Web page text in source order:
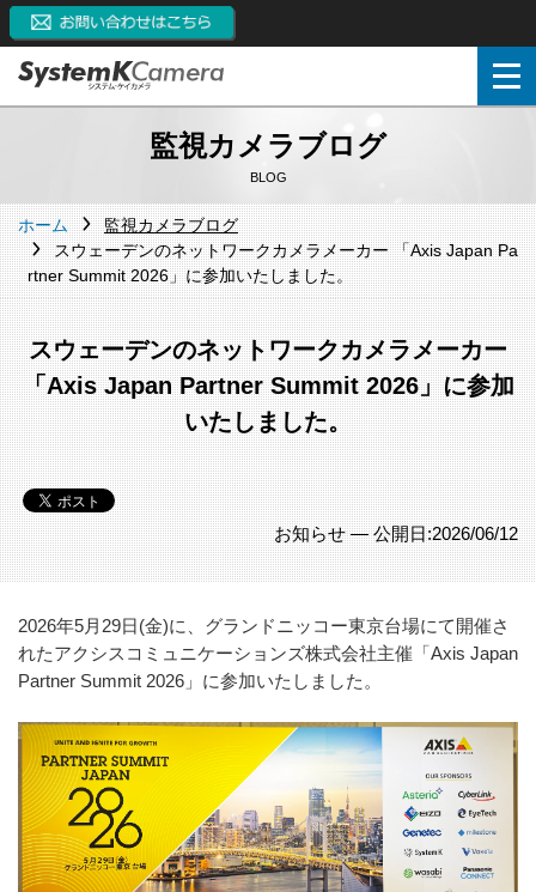
監視カメラブログ
BLOG
ホーム
監視カメラブログ
スウェーデンのネットワークカメラメーカー「Axis Japan Pa
rtner Summit 2026」に参加いたしました。
スウェーデンのネットワークカメラメーカー
「Axis Japan Partner Summit 2026」に参加
いたしました。
お知らせ —公開日:2026/06/12
2026年5月29日(金)に、グランドニッコー東京台場にて開催さ
れたアクシスコミュニケーションズ株式会社主催「Axis Japan
Partner Summit 2026」に参加いたしました。